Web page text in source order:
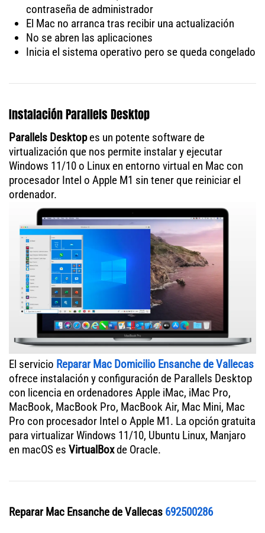
contraseña de administrador
El Mac no arranca tras recibir una actualización
No se abren las aplicaciones
Inicia el sistema operativo pero se queda congelado
Instalación Parallels Desktop
Parallels Desktopes un potente software de
virtualización que nos permite instalar y ejecutar
Windows 11/10 o Linux en entorno virtual en Mac con
procesador Intel o Apple M1 sin tener que reiniciar el
ordenador.
El servicio Reparar Mac Domicilio Ensanche de Vallecas
ofrece instalación y configuración de Parallels Desktop
con licencia en ordenadores Apple iMac, iMac Pro,
MacBook, MacBook Pro, MacBook Air, Mac Mini, Mac
Pro con procesador Intel o Apple M1. La opción gratuita
para virtualizar Windows 11/10, Ubuntu Linux, Manjaro
en macOS es VirtualBoxde Oracle.
Reparar Mac Ensanche de Vallecas 692500286